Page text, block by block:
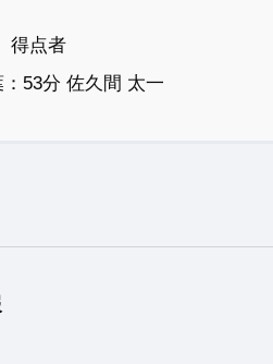
得点者
：53分 佐久間 太一